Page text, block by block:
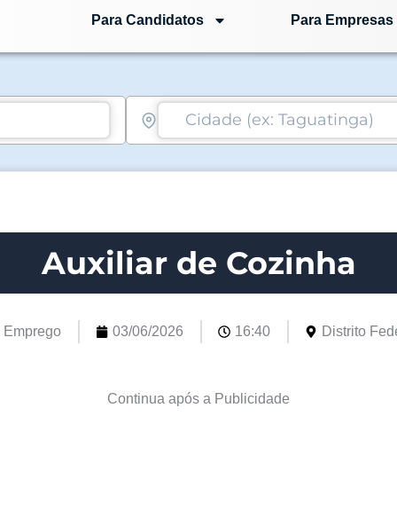
Para Candidatos Para Empresas
Auxiliar de Cozinha
Emprego 03/06/2026 16:40 Distrito
Continua após a Publicidade